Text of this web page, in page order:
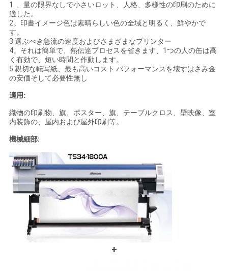
1. 、量の限界なしで小さいロット、人格、多様性の印刷のために
適した。
2。印書イメージ色は素晴らしい色の全域と明るく、鮮やかで
す。
3.選ぶべき急流の速度およびさまざまなプリンター
4。それは簡単で、熱伝達プロセスを省きます、1つの人の缶は高
く有効で、短い時間と作動します。
5.親切な転写紙、最も高いコスト パフォーマンスを壊すはさみ金
の安価そして必要性無し
適用:
織物の印刷物、旗、ポスター、旗、テーブルクロス、壁映像、室
内装飾の、屋内および屋外印刷等。
機械細部:
+